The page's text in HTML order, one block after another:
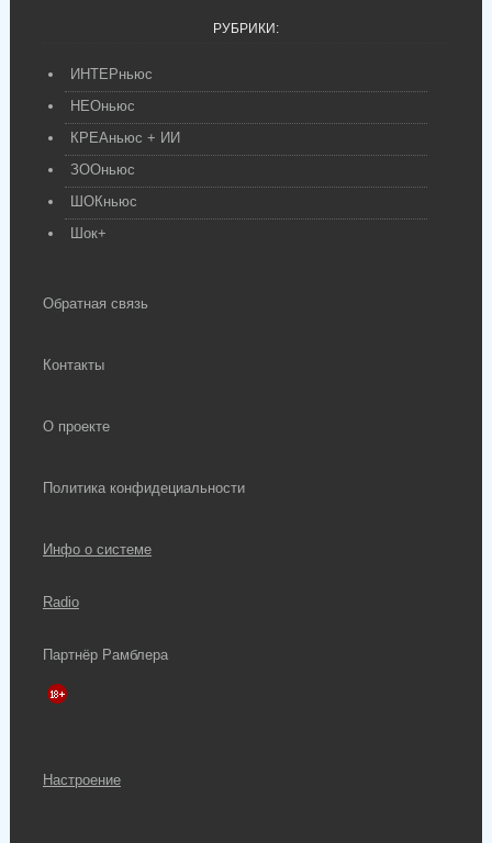
РУБРИКИ:
ИНТЕРньюс
НЕОньюс
КРЕАньюс + ИИ
ЗООньюс
ШОКньюс
Шок+
Обратная связь
Контакты
О проекте
Политика конфидециальности
Инфо о системе
Radio
Партнёр Рамблера
Настроение